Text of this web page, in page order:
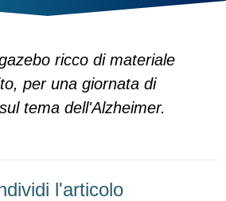
ricco di materiale
per una giornata di
tema dell'Alzheimer.
l'articolo